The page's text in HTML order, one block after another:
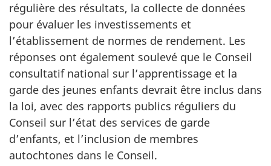
régulière des résultats, la collecte de données
pour évaluer les investissements et
l’établissement de normes de rendement. Les
réponses ont également soulevé que le Conseil
consultatif national sur l’apprentissage et la
garde des jeunes enfants devrait être inclus dans
la loi, avec des rapports publics réguliers du
Conseil sur l’état des services de garde
d’enfants, et l’inclusion de membres
autochtones dans le Conseil.